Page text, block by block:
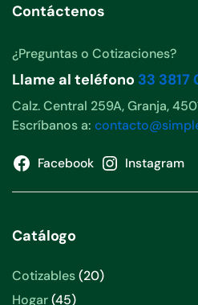
Contáctenos
¿Preguntas o Cotizaciones?
Llame al teléfono 33 3817
Calz. Central 259A, Granja,
Escríbanos a:
Facebook Instagram
Catálogo
Cotizables 2020
Hogar 4545